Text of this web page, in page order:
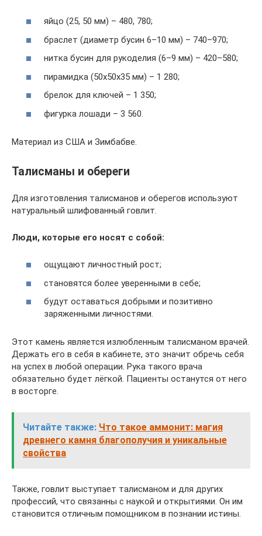
яйцо (25, 50 мм) – 480, 780;
браслет (диаметр бусин 6–10 мм) – 740–970;
нитка бусин для рукоделия (6–9 мм) – 420–580;
пирамидка (50х50х35 мм) – 1 280;
брелок для ключей – 1 350;
фигурка лошади – 3 560.
Материал из США и Зимбабве.
Талисманы и обереги
Для изготовления талисманов и оберегов используют
натуральный шлифованный говлит.
Люди, которые его носят с собой:
ощущают личностный рост;
становятся более уверенными в себе;
будут оставаться добрыми и позитивно
заряженными личностями.
Этот камень является излюбленным талисманом врачей.
Держать его в себя в кабинете, это значит обречь себя
на успех в любой операции. Рука такого врача
обязательно будет лёгкой. Пациенты останутся от него
в восторге.
Читайте также: Что такое аммонит: магия
древнего камня благополучия и уникальные
свойства
Также, говлит выступает талисманом и для других
профессий, что связанны с наукой и открытиями. Он им
становится отличным помощником в познании истины.